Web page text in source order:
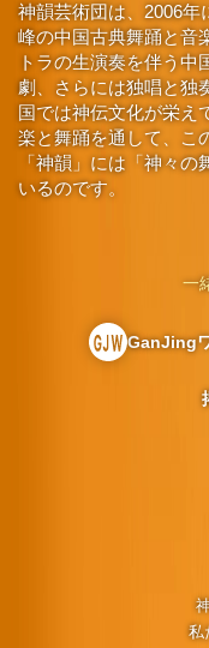
神韻芸術団は、2006年
峰の中国古典舞踊と音
トラの生演奏を伴う中
劇、さらには独唱と独
国では神伝文化が栄え
楽と舞踊を通して、こ
「神韻」には「神々
いるのです。
私
一
GanJing